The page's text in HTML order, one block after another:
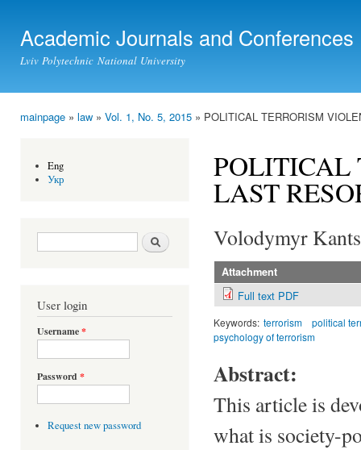
Academic Journals and Conferences
Lviv Polytechnic National University
mainpage » law » Vol. 1, No. 5, 2015 » POLITICAL TERRORISM
Eng
Укр
Search form Search
User login
Username*
Password *
Request new password
POLITICAL
LAST
Volodymyr
Attachment
Full text PDF
Keywords: terrorism
political
psychology of terrorism
Abstract:
This article is
what is society-